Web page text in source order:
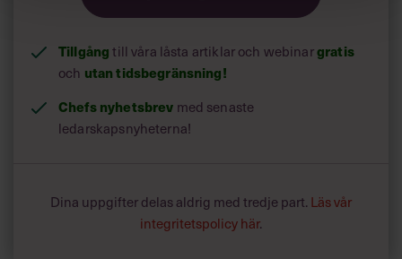
Tillgång till våra låsta artiklar och webinargratis
och utan tidsbegränsning!
Chefs nyhetsbrev med senaste
ledarskapsnyheterna!
Dina uppgifter delas aldrig med tredje part. Läs vår
integritetspolicy här.